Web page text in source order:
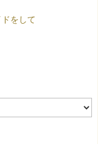
をして